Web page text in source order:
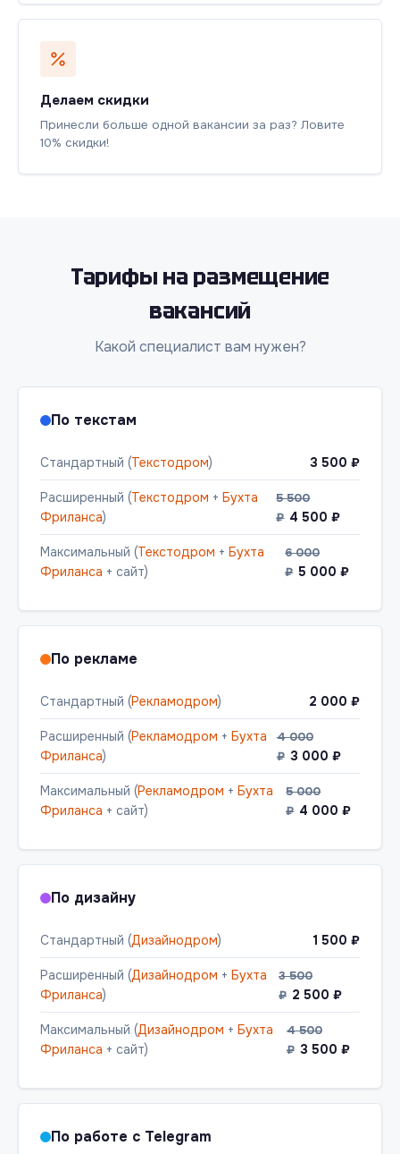
Делаем скидки
Принесли больше одной вакансии за раз? Ловите
10% скидки!
Тарифы на размещение
вакансий
Какой специалист вам нужен?
По текстам
Стандартный (Текстодром) 3 500 ₽
Расширенный (Текстодром + Бухта
Фриланса)
5 500
₽ 4 500 ₽
Максимальный (Текстодром + Бухта
Фриланса + сайт)
6 000
₽ 5 000 ₽
По рекламе
Стандартный (Рекламодром) 2 000 ₽
Расширенный (Рекламодром + Бухта
Фриланса)
4 000
₽ 3 000 ₽
Максимальный (Рекламодром + Бухта
Фриланса + сайт)
5 000
₽ 4 000 ₽
По дизайну
Стандартный (Дизайнодром) 1 500 ₽
Расширенный (Дизайнодром + Бухта
Фриланса)
3 500
₽ 2 500 ₽
Максимальный (Дизайнодром + Бухта
Фриланса + сайт)
4 500
₽ 3 500 ₽
По работе с Telegram